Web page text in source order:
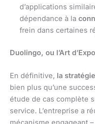
d’applications
dépendance à la
frein dans certaines
Duolingo, ou l’Art
En définitive, la
bien plus qu’une
étude de cas complète
service. L’entreprise a